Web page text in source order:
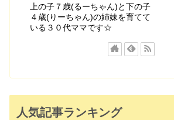
上の子７歳(るーちゃん)と下の子
４歳(りーちゃん)の姉妹を育てて
いる３０代ママです☆
人気記事ランキング